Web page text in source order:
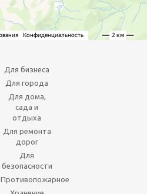
Для бизнеса
Для города
Для дома,
сада и
отдыха
Для ремонта
дорог
Для
безопасности
Противопожарное